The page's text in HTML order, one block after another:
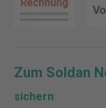
Zum Soldan
sichern